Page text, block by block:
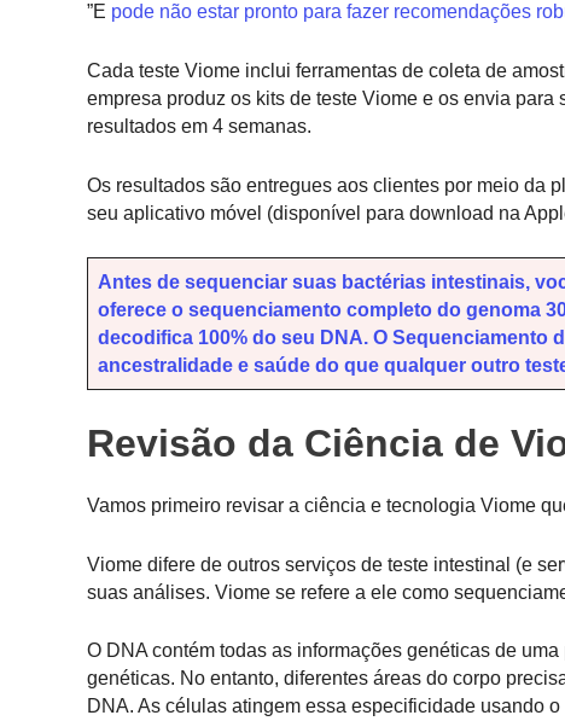
”E pode não estar pronto para fazer recomendações
Cada teste Viome inclui ferramentas de coleta de
empresa produz os kits de teste Viome e os envia
resultados em 4 semanas.
Os resultados são entregues aos clientes por meio da
seu aplicativo móvel (disponível para download na
Antes de sequenciar suas bactérias intestinais,
oferece o sequenciamento completo do genoma
decodifica 100% do seu DNA. O Sequenciamento
ancestralidade e saúde do que qualquer outro
Revisão da Ciência de
Vamos primeiro revisar a ciência e tecnologia Viome
Viome difere de outros serviços de teste intestinal (e
suas análises. Viome se refere a ele como
O DNA contém todas as informações genéticas de
genéticas. No entanto, diferentes áreas do corpo
DNA. As células atingem essa especificidade usando